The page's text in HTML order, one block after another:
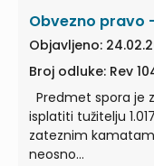
Obvezno pravo
Objavljeno:
Broj odluke: Rev
Predmet spora je
isplatiti tužitelju
zateznim
neosno…